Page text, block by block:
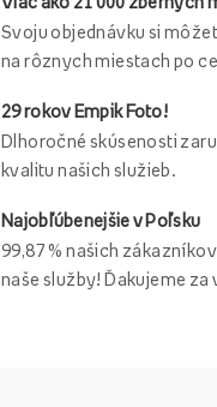
Svoju objednávku si
na rôznych miestach po
29 rokov Empik Foto!
Dlhoročné skúsenosti
kvalitu našich služieb.
Najobľúbenejšie v Poľsku
99,87 % našich
naše služby! Ďakujeme za